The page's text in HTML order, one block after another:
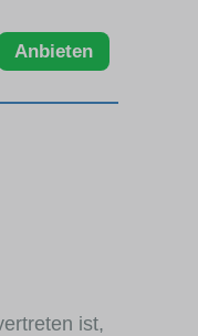
Anbieten
ist,